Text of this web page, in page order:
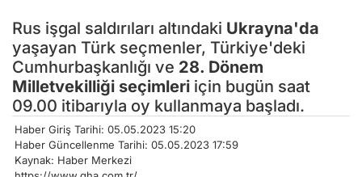
Rus işgal saldırıları altındaki Ukrayna'da
yaşayan Türk seçmenler, Türkiye'deki
Cumhurbaşkanlığı ve 28. Dönem
Milletvekilliği seçimleri için bugün saat
09.00 itibarıyla oy kullanmaya başladı.
Haber Giriş Tarihi: 05.05.2023 15:20
Haber Güncellenme Tarihi: 05.05.2023 17:59
Kaynak: Haber Merkezi